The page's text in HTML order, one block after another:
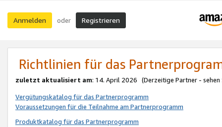
Anmelden oder Registrieren
Richtlinien für das
zuletzt aktualisiert am: 14. April 2026 (Derzeitige Partner - sehen
Vergütungskatalog für das Partnerprogramm
Voraussetzungen für die Teilnahme am Partnerprogramm
Produktkatalog für das Partnerprogramm